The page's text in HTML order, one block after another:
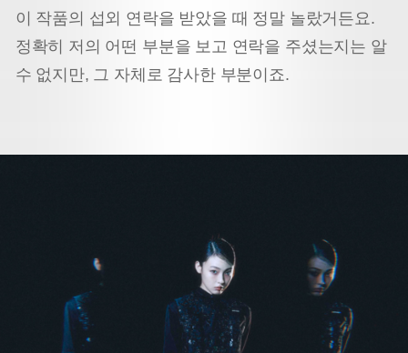
이 작품의 섭외 연락을 받았을 때 정말 놀랐거든요.
정확히 저의 어떤 부분을 보고 연락을 주셨는지는 알
수 없지만, 그 자체로 감사한 부분이죠.